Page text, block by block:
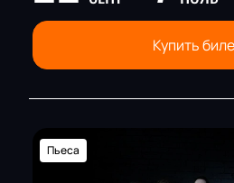
Купить
Пьеса